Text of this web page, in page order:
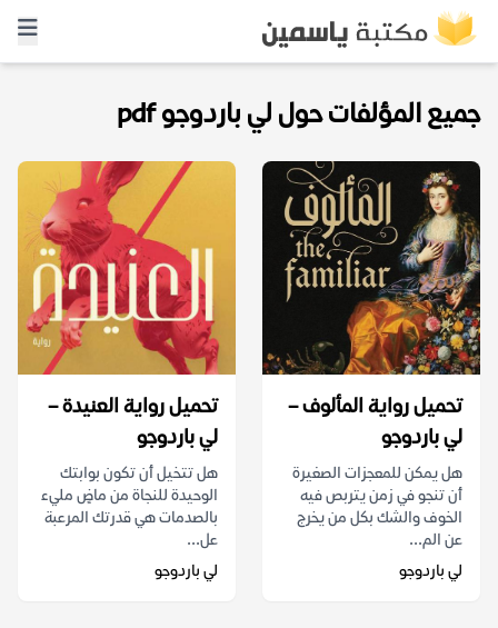
جميع المؤلفات حول لي باردوجو pdf
تحميل رواية المألوف –
لي باردوجو
هل يمكن للمعجزات الصغيرة
أن تنجو في زمن يتربص فيه
الخوف والشك بكل من يخرج
عن الم...
لي باردوجو
تحميل رواية العنيدة –
لي باردوجو
هل تتخيل أن تكون بوابتك
الوحيدة للنجاة من ماضٍ مليء
بالصدمات هي قدرتك المرعبة
عل...
لي باردوجو